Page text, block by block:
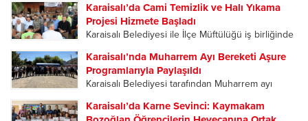
Karşılama programına Anahtar Parti Adana...
Turnuvası, düzenlenen açılış programıyla başladı.
Sporun ve dostluğun buluştuğu organizasyonun
ilk gününde oynanan karşılaşmalar
futbolseverlere heyecan dolu anlar yaşattı....
Karaisalı’da Cami Temizlik ve Halı Yıkama
Projesi Hizmete Başladı
Karaisalı Belediyesi ile İlçe Müftülüğü iş birliğinde
Halı Yıkama Projesi”, Kızıldağ Yaylası’ndaki
Ramazanoğlu Camii’nde düzenlenen programla
hizmete açıldı. Açılış programına Karaisalı
Kaymakamı Hüseyin...
Karaisalı’nda Muharrem Ayı Bereketi Aşure
Programlarıyla Paylaşıldı
Karaisalı Belediyesi tarafından Muharrem ayı
ilçe merkezi ile mahallelerde yoğun katılımla
Karaisalı’da Karne Sevinci: Kaymakam